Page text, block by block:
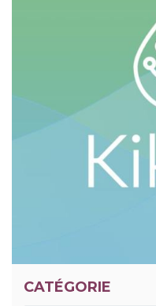
CATÉGORIE